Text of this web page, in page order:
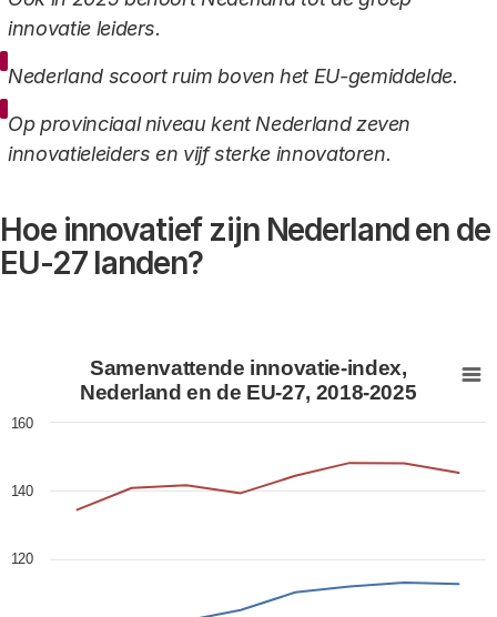
innovatie leiders.
Nederland scoort ruim boven het EU-gemiddelde.
Op provinciaal niveau kent Nederland zeven
innovatieleiders en vijf sterke innovatoren.
Hoe innovatief zijn Nederland en de
EU-27 landen?
Samenvattende innovatie-index, Nederland en de EU-
Line chart with 2 lines.
View as data table, Samenvattende innovatie-
The chart has 1 Y axis displaying values. Data ranges
Samenvattende innovatie-index,
Nederland en de EU-27, 2018-2025
120
140
160